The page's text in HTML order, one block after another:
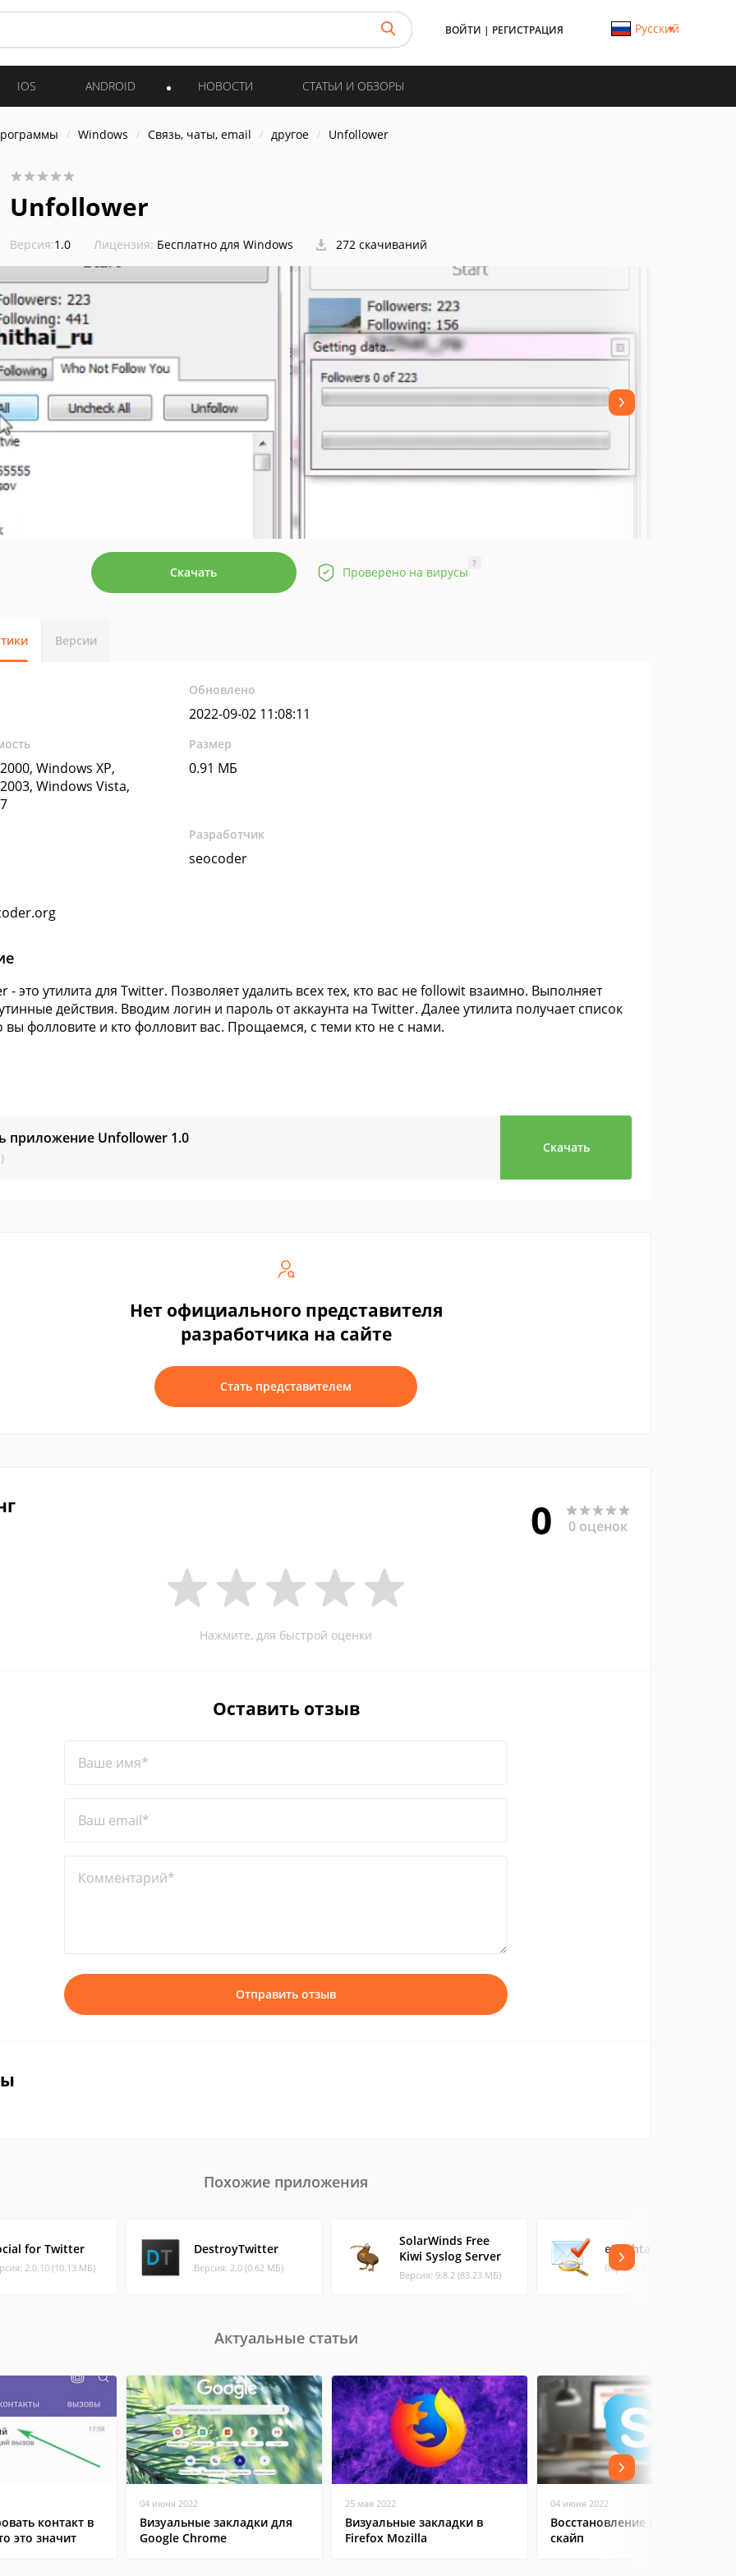
ВОЙТИ | РЕГИСТРАЦИЯ Русский
IOS ANDROID НОВОСТИ СТАТЬИ И ОБЗОРЫ
Windows Связь, чаты, email другое Unfollower
Unfollower
Версия:1.0 Лицензия: Бесплатно для Windows 272 скачиваний
Скачать Проверено на вирусы
?
Версии
Обновлено
2022-09-02 11:08:11
Windows XP,
Windows Vista,
Размер
0.91 МБ
Разработчик
seocoder
- это утилита для Twitter. Позволяет удалить всех тех, кто вас не followit взаимно. Выполняет
действия. Вводим логин и пароль от аккаунта на Twitter. Далее утилита получает список
вы фолловите и кто фолловит вас. Прощаемся, с теми кто не с нами.
приложение Unfollower 1.0
Скачать
Нет официального представителя
разработчика на сайте
Стать представителем
0 0 оценок
Нажмите, для быстрой оценки
Оставить отзыв
Ваше имя*
Ваш email*
Комментарий*
Отправить отзыв
Похожие приложения
for Twitter
2.0.10 (10.13 МБ)
DestroyTwitter
Версия: 2.0 (0.62 МБ)
SolarWinds Free
Kiwi Syslog Server
Версия: 9.8.2 (83.23 МБ)
ePochta Verifier
Версия: 10.11.0. (10.48 МБ)
Актуальные статьи
контакт в
это значит
04 июня 2022
Визуальные закладки для
Google Chrome
25 мая 2022
Визуальные закладки в
Firefox Mozilla
04 июня 2022
Восстановление пароля
скайп